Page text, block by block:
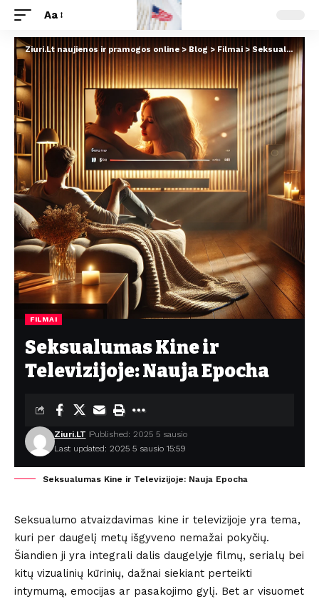
Aa
Ziuri.Lt naujienos ir pramogos online> Blog > Filmai > Seksualumas Kine ir Televizijoje: Nauja Epocha
FILMAI
Seksualumas Kine ir
Televizijoje: Nauja Epocha
Last updated: 2025 5 sausio 15:59
Ziuri.LT Published: 2025 5 sausio
Seksualumas Kine ir Televizijoje: Nauja Epocha
Seksualumo atvaizdavimas kine ir televizijoje yra tema,
kuri per daugelį metų išgyveno nemažai pokyčių.
Šiandien ji yra integrali dalis daugelyje filmų, serialų bei
kitų vizualinių kūrinių, dažnai siekiant perteikti
intymumą, emocijas ar pasakojimo gylį. Bet ar visuomet